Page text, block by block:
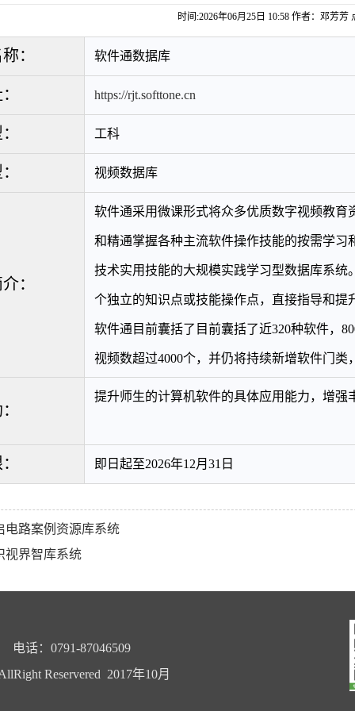
时间:2026年06月25日 10:58 作者：邓芳芳
： 软件通数据库
https://rjt.softtone.cn
工科
视频数据库
：
软件通采用微课形式将众多优质数字视频教
和精通掌握各种主流软件操作技能的按需学
技术实用技能的大规模实践学习型数据库系统
个独立的知识点或技能操作点，直接指导和提
软件通目前囊括了目前囊括了近320种软件，
视频数超过4000个，并仍将持续新增软件门类
提升师生的计算机软件的具体应用能力，增强
即日起至2026年12月 31 日
电路案例资源库系统
视界智库系统
话：0791-87046509
Reservered 2017年10月